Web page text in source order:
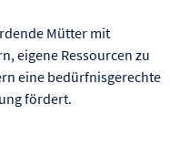
Mütter mit
eigene Ressourcen zu
eine bedürfnisgerechte
fördert.